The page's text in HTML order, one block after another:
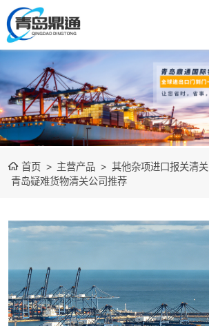
首页 > 主营产品 > 其他杂项进口报关清关
青岛疑难货物清关公司推荐
矿产品进口报关
清关
农副产品进口报
关清关
水产冻品进口报
关
化妆品进口报关
食品进口报关
其他杂项进口报
关清关